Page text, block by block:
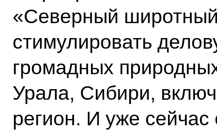
«Северный широтный
стимулировать
громадных
Урала, Сибири,
регион. И уже сейчас